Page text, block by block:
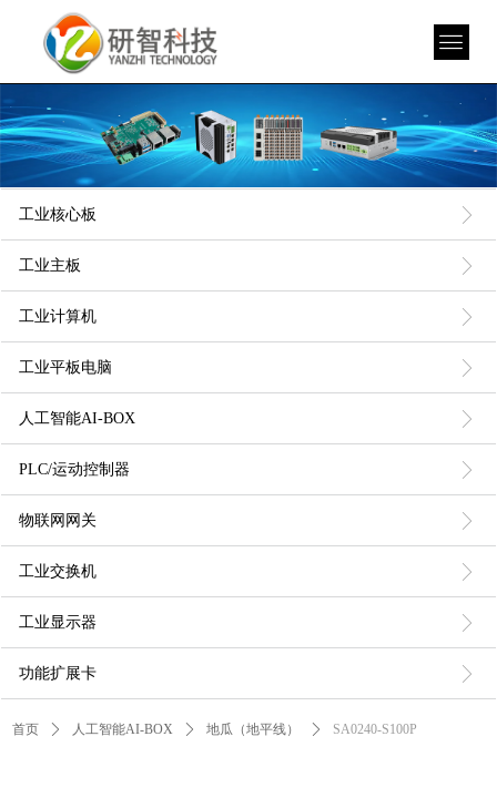
首页 ꄲ 人工智能AI-BOX ꄲ 地瓜（地平线） ꄲ SA0240-S100P
工业核心板 ꁕ
工业主板 ꁕ
工业计算机 ꁕ
工业平板电脑 ꁕ
人工智能AI-BOX ꁕ
PLC/运动控制器 ꁕ
物联网网关 ꁕ
工业交换机 ꁕ
工业显示器 ꁕ
功能扩展卡 ꁕ